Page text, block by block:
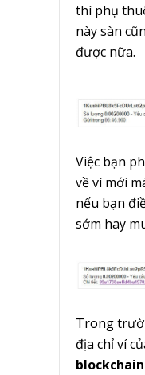
thì phụ
này sàn
được nữa.
Việc bạn
về ví mới
nếu bạn
sớm hay
Trong
địa chỉ ví